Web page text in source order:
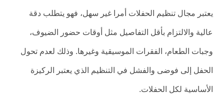
يعتبر مجال تنظيم الحفلات أمرا غير سهل، فهو يتطلب دقة
عالية والالتزام بأقل التفاصيل مثل أوقات حضور الضيوف،
وجبات الطعام، الفقرات الموسيقية وغيرها. وذلك لعدم تحول
الحفل إلى فوضى والفشل في التنظيم الذي يعتبر الركيزة
الأساسية لكل الحفلات.